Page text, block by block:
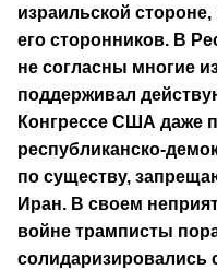
израильской
его сторонников. В
не согласны многие
поддерживал
Конгрессе США даже
республиканско-
по существу,
Иран. В своем
войне трамписты
солидаризировались